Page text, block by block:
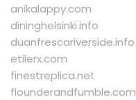
anikalappy.com
dininghelsinki.info
duanfrescariverside.info
etilerx.com
finestreplica.net
flounderandfumble.com